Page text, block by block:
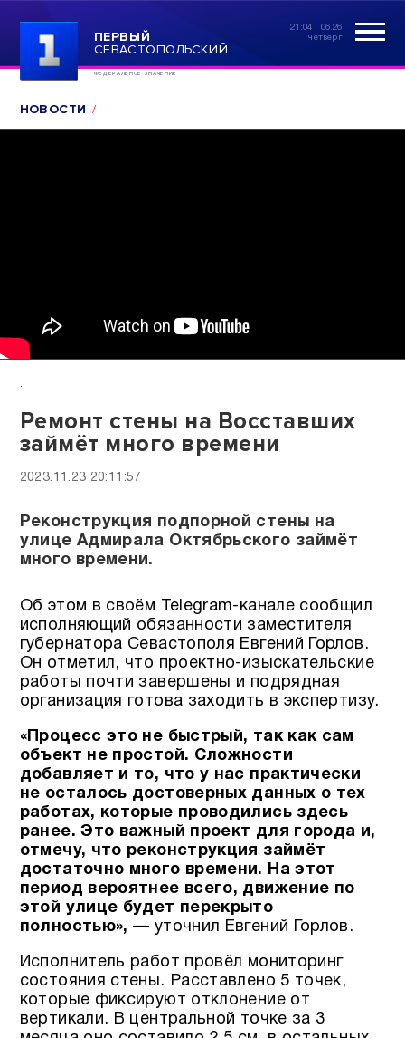
ПЕРВЫЙ
СЕВАСТОПОЛЬСКИЙ
ФЕДЕРАЛЬНОЕ ЗНАЧЕНИЕ
21:04 | 06.26
четверг
НОВОСТИ
.
Ремонт стены на Восставших
займёт много времени
2023.11.23 20:11:57
Реконструкция подпорной стены на
улице Адмирала Октябрьского займёт
много времени.
Об этом в своём Telegram-канале сообщил
исполняющий обязанности заместителя
губернатора Севастополя Евгений Горлов.
Он отметил, что проектно-изыскательские
работы почти завершены и подрядная
организация готова заходить в экспертизу.
«Процесс это не быстрый, так как сам
объект не простой. Сложности
добавляет и то, что у нас практически
не осталось достоверных данных о тех
работах, которые проводились здесь
ранее. Это важный проект для города и,
отмечу, что реконструкция займёт
достаточно много времени. На этот
период вероятнее всего, движение по
этой улице будет перекрыто
полностью», — уточнил Евгений Горлов.
Исполнитель работ провёл мониторинг
состояния стены. Расставлено 5 точек,
которые фиксируют отклонение от
вертикали. В центральной точке за 3